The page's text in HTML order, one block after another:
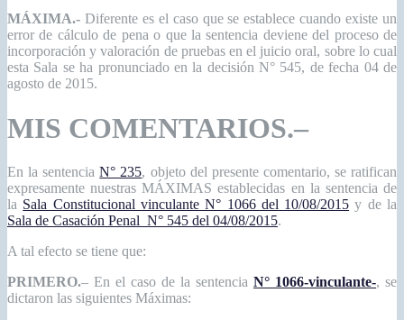
MÁXIMA.- Diferente es el caso que se establece cuando existe un
error de cálculo de pena o que la sentencia deviene del proceso de
incorporación y valoración de pruebas en el juicio oral, sobre lo cual
esta Sala se ha pronunciado en la decisión N° 545, de fecha 04 de
agosto de 2015.
MIS COMENTARIOS.–
En la sentenciaN° 235, objeto del presente comentario, se ratifican
expresamente nuestras MÁXIMAS establecidas en la sentencia de
la Sala Constitucional vinculante N° 1066 del 10/08/2015 y de la
Sala de Casación Penal N° 545 del 04/08/2015.
A tal efecto se tiene que:
PRIMERO.– En el caso de la sentencia N° 1066-vinculante-, se
dictaron las siguientes Máximas: